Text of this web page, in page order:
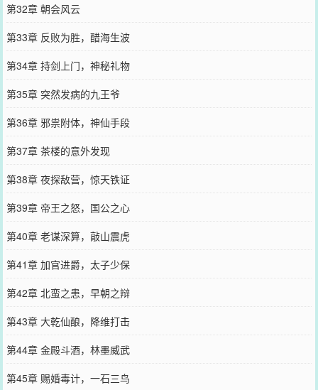
第32章 朝会风云
第33章 反败为胜，醋海生波
第34章 持剑上门，神秘礼物
第35章 突然发病的九王爷
第36章 邪祟附体，神仙手段
第37章 茶楼的意外发现
第38章 夜探敌营，惊天铁证
第39章 帝王之怒，国公之心
第40章 老谋深算，敲山震虎
第41章 加官进爵，太子少保
第42章 北蛮之患，早朝之辩
第43章 大乾仙酿，降维打击
第44章 金殿斗酒，林墨威武
第45章 赐婚毒计，一石三鸟